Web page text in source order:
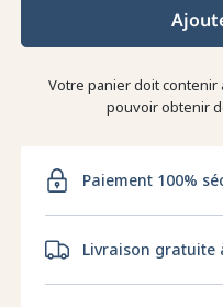
Votre panier doit contenir
pouvoir obtenir
Paiement 100%
Livraison gratuite